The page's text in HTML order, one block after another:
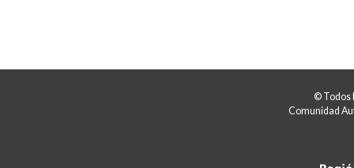
© Todos
Comunidad